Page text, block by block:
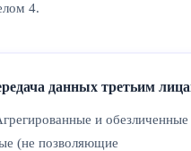
4.
данных третьим
и обезличенные
(не позволяющие